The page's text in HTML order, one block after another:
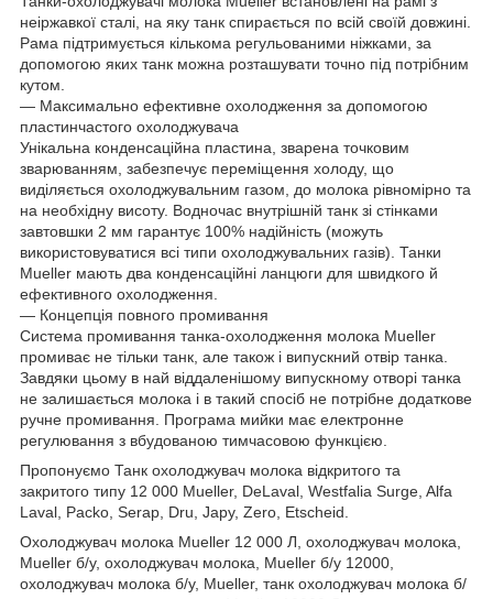
неіржавкої сталі, на яку танк спирається по всій своїй довжині.
Рама підтримується кількома регульованими ніжками, за
допомогою яких танк можна розташувати точно під потрібним
кутом.
— Максимально ефективне охолодження за допомогою
пластинчастого охолоджувача
Унікальна конденсаційна пластина, зварена точковим
зварюванням, забезпечує переміщення холоду, що
виділяється охолоджувальним газом, до молока рівномірно та
на необхідну висоту. Водночас внутрішній танк зі стінками
завтовшки 2 мм гарантує 100% надійність (можуть
використовуватися всі типи охолоджувальних газів). Танки
Mueller мають два конденсаційні ланцюги для швидкого й
ефективного охолодження.
— Концепція повного промивання
Система промивання танка-охолодження молока Mueller
промиває не тільки танк, але також і випускний отвір танка.
Завдяки цьому в най віддаленішому випускному отворі танка
не залишається молока і в такий спосіб не потрібне додаткове
ручне промивання. Програма мийки має електронне
регулювання з вбудованою тимчасовою функцією.
Пропонуємо Танк охолоджувач молока відкритого та
закритого типу 12 000 Mueller, DeLaval, Westfalia Surge, Alfa
Laval, Packo, Serap, Dru, Japy, Zero, Etscheid.
Охолоджувач молока Mueller 12 000 Л, охолоджувач молока,
Mueller б/у, охолоджувач молока, Mueller б/у 12000,
охолоджувач молока б/у, Mueller, танк охолоджувач молока б/